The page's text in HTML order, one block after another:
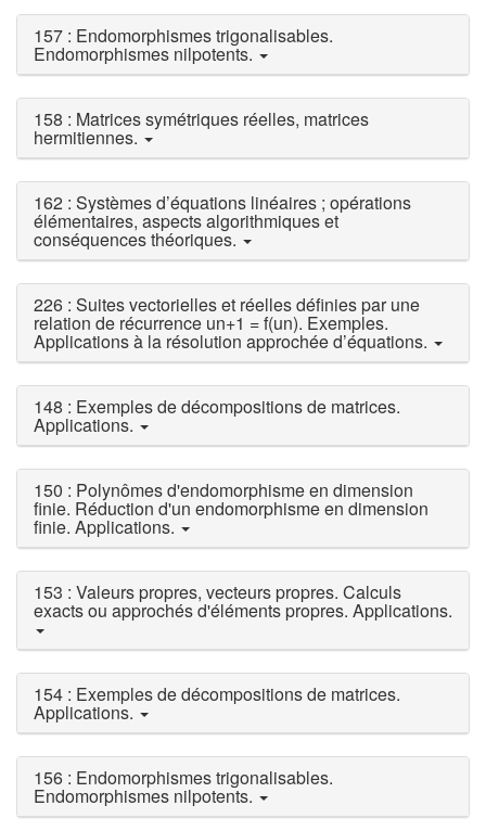
157 : Endomorphismes trigonalisables.
Endomorphismes nilpotents.
158 : Matrices symétriques réelles, matrices
hermitiennes.
162 : Systèmes d’équations linéaires ; opérations
élémentaires, aspects algorithmiques et
conséquences théoriques.
226 : Suites vectorielles et réelles définies par une
relation de récurrence un+1 = f(un). Exemples.
Applications à la résolution approchée d’équations.
148 : Exemples de décompositions de matrices.
Applications.
150 : Polynômes d'endomorphisme en dimension
finie. Réduction d'un endomorphisme en dimension
finie. Applications.
153 : Valeurs propres, vecteurs propres. Calculs
exacts ou approchés d'éléments propres. Applications.
154 : Exemples de décompositions de matrices.
Applications.
156 : Endomorphismes trigonalisables.
Endomorphismes nilpotents.